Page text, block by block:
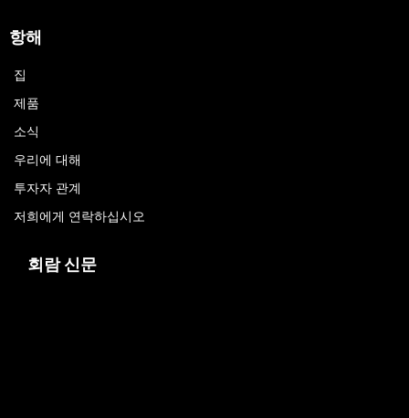
항해
집
제품
소식
우리에 대해
투자자 관계
저희에게 연락하십시오
회람 신문